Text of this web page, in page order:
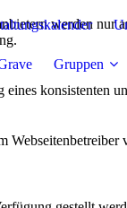
Gruppen
werden nur
konsistenten